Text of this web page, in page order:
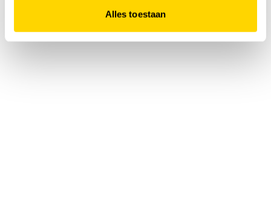
Alles toestaan